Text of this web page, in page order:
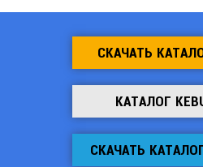
СКАЧАТЬ
КАТАЛОГ
СКАЧАТЬ КАТАЛОГ